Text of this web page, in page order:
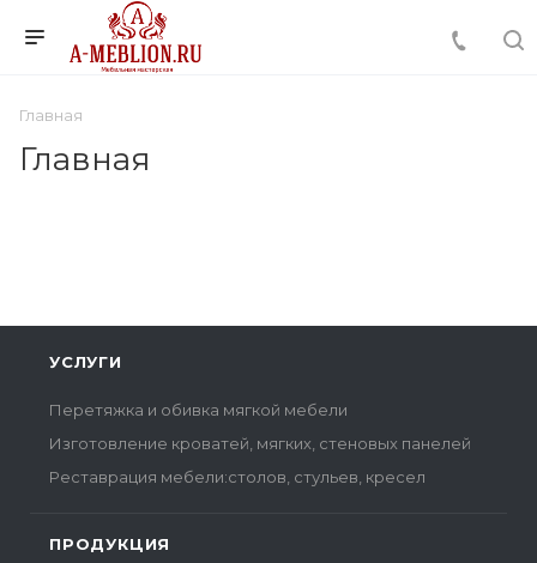
Главная
Главная
УСЛУГИ
Перетяжка и обивка мягкой мебели
Изготовление кроватей, мягких, стеновых панелей
Реставрация мебели:столов, стульев, кресел
ПРОДУКЦИЯ